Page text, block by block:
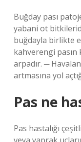
Buğday pası
yabani ot
buğdayla birlikte
kahverengi
arpadır. ─
artmasına yol
Pas ne
Pas hastalığı